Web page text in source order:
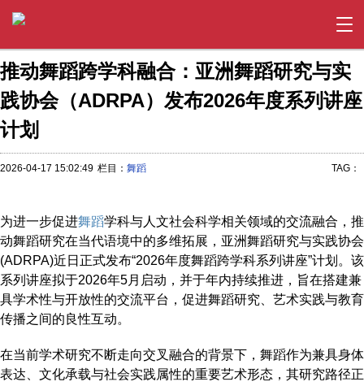
推动舞蹈跨学科融合：亚洲舞蹈研究与实
践协会（ADRPA）发布2026年度系列讲座
计划
2026-04-17 15:02:49 栏目： 舞蹈 TAG：
为进一步促进舞蹈学科与人文社会科学相关领域的交流融合，推
动舞蹈研究在当代语境中的多维拓展，亚洲舞蹈研究与实践协会
(ADRPA)近日正式发布“2026年度舞蹈跨学科系列讲座”计划。该
系列讲座拟于2026年5月启动，并于年内持续推进，旨在搭建兼
具学术性与开放性的交流平台，促进舞蹈研究、艺术实践与教育
传播之间的良性互动。
在当前学术研究不断走向交叉融合的背景下，舞蹈作为兼具身体
表达、文化承载与社会实践属性的重要艺术形态，其研究路径正